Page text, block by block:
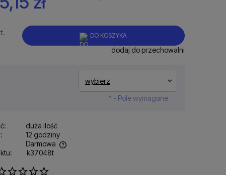
* - Pole wymagane
DO KOSZYKA
dodaj do przechowalni
duża ilość
12 godziny
Darmowa
kosztów
k37048t